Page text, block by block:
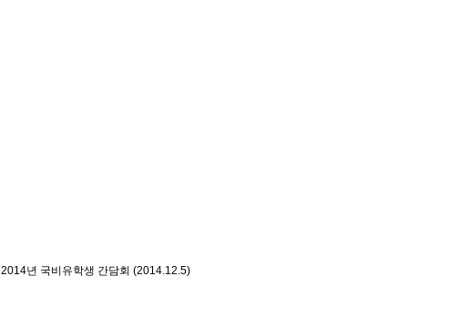
2014년 국비유학생 간담회 (2014.12.5)